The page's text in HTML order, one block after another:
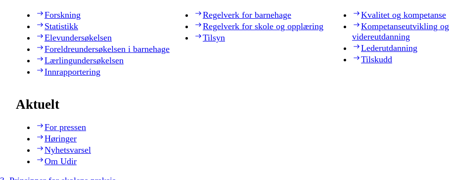
Forskning
Statistikk
Elevundersøkelsen
Foreldreundersøkelsen i barnehage
Lærlingundersøkelsen
Innrapportering
Regelverk for barnehage
Regelverk for skole og opplæring
Tilsyn
Kvalitet og kompetanse
Kompetanseutvikling og
videreutdanning
Lederutdanning
Tilskudd
Aktuelt
For pressen
Høringer
Nyhetsvarsel
Om Udir